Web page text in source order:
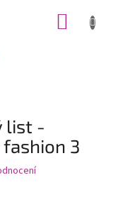
list -
3